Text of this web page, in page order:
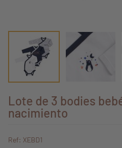
Lote de 3 bodies
nacimiento
Ref: XEBD1